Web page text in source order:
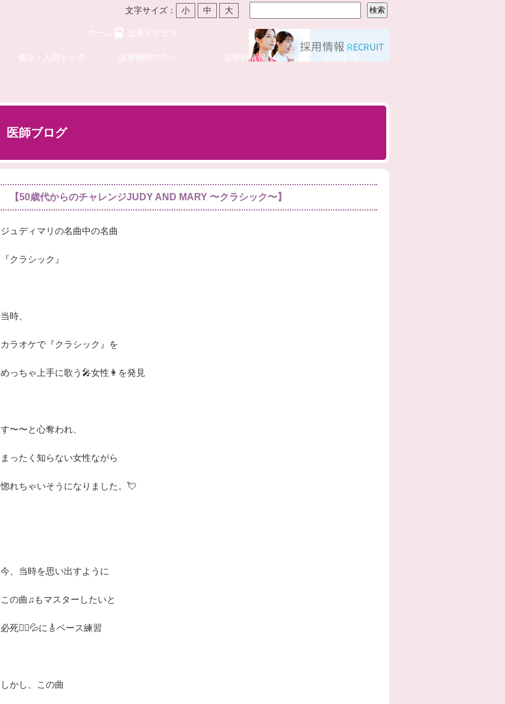
文字サイズ： 小 中 大
ホーム 交通アクセス
健診・人間ドック 医療機関の方へ 診療科情報
医師ブログ
【50歳代からのチャレンジJUDY AND MARY 〜クラシック〜】
ジュディマリの名曲中の名曲
『クラシック』
当時、
カラオケで『クラシック』を
めっちゃ上手に歌う🎤女性👩を発見
す〜〜と心奪われ、
まったく知らない女性ながら
惚れちゃいそうになりました。💘
今、当時を思い出すように
この曲♫もマスターしたいと
必死🏃‍♂️💦に🎸ベース練習
しかし、この曲